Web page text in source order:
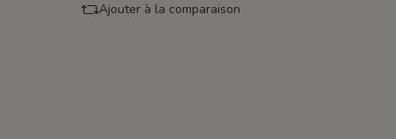
Ajouter à la comparaison